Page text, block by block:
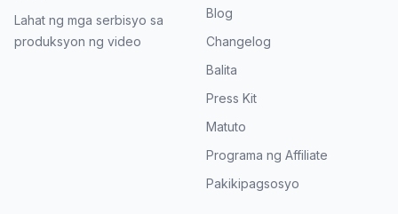
Lahat ng mga serbisyo sa
produksyon ng video
Blog
Changelog
Balita
Press Kit
Matuto
Programa ng Affiliate
Pakikipagsosyo